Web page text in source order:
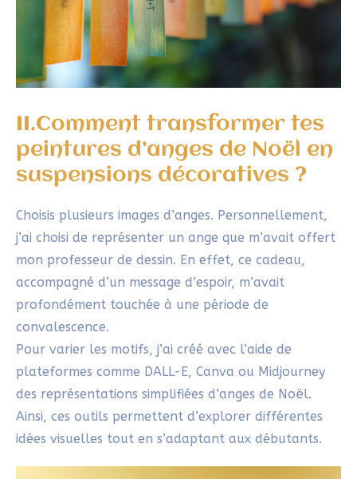
peintures d’anges de Noël en
suspensions décoratives ?
Choisis plusieurs images d’anges. Personnellement,
mon professeur de dessin. En effet, ce cadeau,
accompagné d’un message d’espoir, m’avait
profondément touchée à une période de
Pour varier les motifs, j’ai créé avec l’aide de
plateformes comme DALL-E, Canva ou Midjourney
des représentations simplifiées d’anges de Noël.
Ainsi, ces outils permettent d’explorer différentes
idées visuelles tout en s’adaptant aux débutants.